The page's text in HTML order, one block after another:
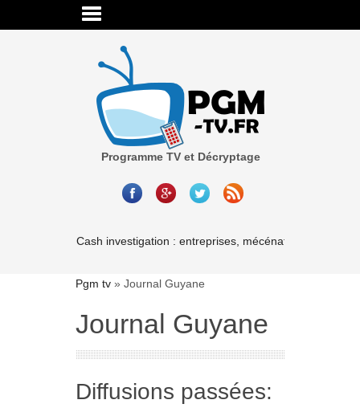
Programme TV et Décryptage
Cash investigation : entreprises, mécénat, associations-
Pgm tv » Journal Guyane
Journal Guyane
Diffusions passées: